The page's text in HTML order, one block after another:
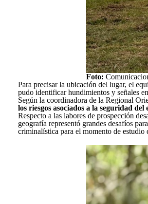
Foto:
Para precisar la ubicación del lugar, el
pudo identificar hundimientos y señales
Según la coordinadora de la Regional
los riesgos asociados a la seguridad
Respecto a las labores de prospección
geografía representó grandes desafíos
criminalística para el momento de estudio